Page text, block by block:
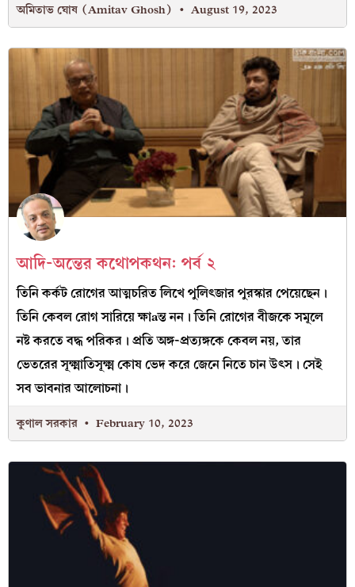
অমিতাভ ঘোষ (Amitav Ghosh) August 19, 2023
আদি-অন্তের কথোপকথন: পর্ব ২
তিনি কর্কট রোগের আত্মচরিত লিখে পুলিৎজার পুরস্কার পেয়েছেন।
তিনি কেবল রোগ সারিয়ে ক্ষাaন্ত নন। তিনি রোগের বীজকে সমূলে
নষ্ট করতে বদ্ধ পরিকর। প্রতি অঙ্গ-প্রত্যঙ্গকে কেবল নয়, তার
ভেতরের সূক্ষ্মাতিসূক্ষ্ম কোষ ভেদ করে জেনে নিতে চান উৎস। সেই
সব ভাবনার আলোচনা।
কুণাল সরকার February 10, 2023